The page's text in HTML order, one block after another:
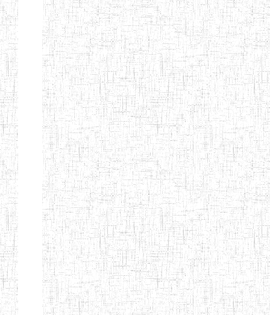
Etablissements
d'enseignement
normal
ENI
Chercher:
Effacer les filtres
Denomination
Type